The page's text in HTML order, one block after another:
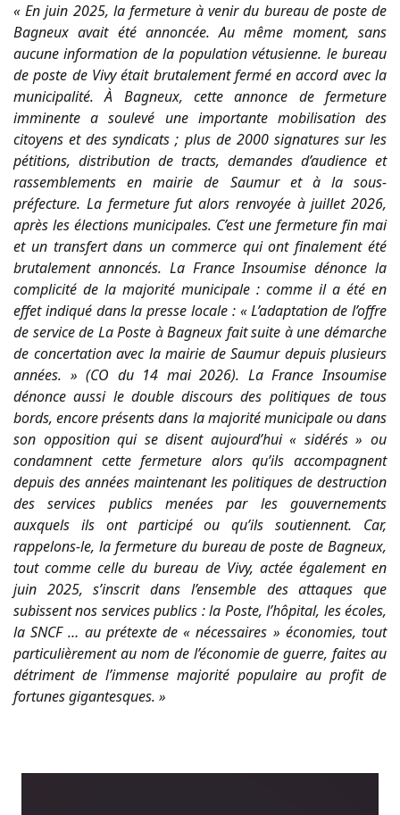
« En juin 2025, la fermeture à venir du bureau de poste de
Bagneux avait été annoncée. Au même moment, sans
aucune information de la population vétusienne. le bureau
de poste de Vivy était brutalement fermé en accord avec la
municipalité. À Bagneux, cette annonce de fermeture
imminente a soulevé une importante mobilisation des
citoyens et des syndicats ; plus de 2000 signatures sur les
pétitions, distribution de tracts, demandes d’audience et
rassemblements en mairie de Saumur et à la sous-
préfecture. La fermeture fut alors renvoyée à juillet 2026,
après les élections municipales. C’est une fermeture fin mai
et un transfert dans un commerce qui ont finalement été
brutalement annoncés. La France Insoumise dénonce la
complicité de la majorité municipale : comme il a été en
effet indiqué dans la presse locale : « L’adaptation de l’offre
de service de La Poste à Bagneux fait suite à une démarche
de concertation avec la mairie de Saumur depuis plusieurs
années. » (CO du 14 mai 2026). La France Insoumise
dénonce aussi le double discours des politiques de tous
bords, encore présents dans la majorité municipale ou dans
son opposition qui se disent aujourd’hui « sidérés » ou
condamnent cette fermeture alors qu’ils accompagnent
depuis des années maintenant les politiques de destruction
des services publics menées par les gouvernements
auxquels ils ont participé ou qu’ils soutiennent. Car,
rappelons-le, la fermeture du bureau de poste de Bagneux,
tout comme celle du bureau de Vivy, actée également en
juin 2025, s’inscrit dans l’ensemble des attaques que
subissent nos services publics : la Poste, l’hôpital, les écoles,
la SNCF … au prétexte de « nécessaires » économies, tout
particulièrement au nom de l’économie de guerre, faites au
détriment de l’immense majorité populaire au profit de
fortunes gigantesques. »